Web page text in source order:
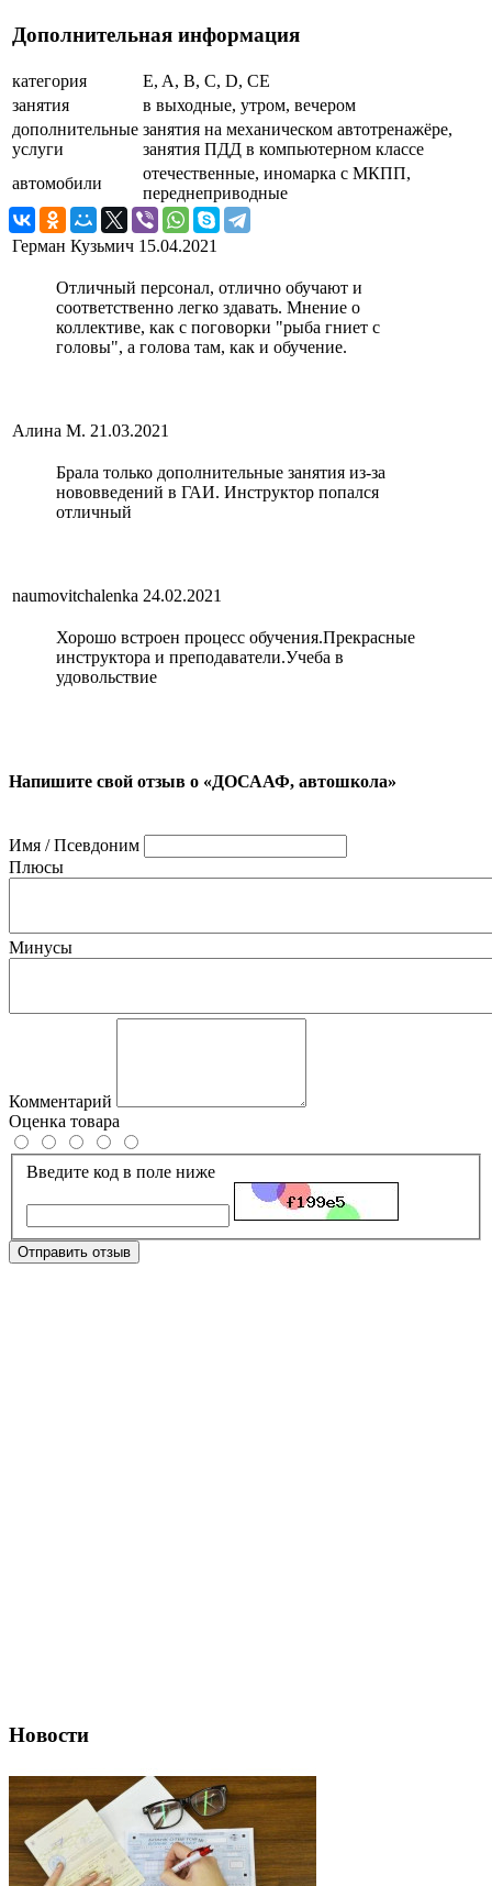
Дополнительная информация
категория
E, A, B, C, D, CE
занятия
в выходные, утром, вечером
дополнительные
услуги
занятия на механическом автотренажёре,
занятия ПДД в компьютерном классе
автомобили
отечественные, иномарка с МКПП,
переднеприводные
Герман Кузьмич 15.04.2021
Отличный персонал, отлично обучают и
соответственно легко здавать. Мнение о
коллективе, как с поговорки "рыба гниет с
головы", а голова там, как и обучение.
Алина М. 21.03.2021
Брала только дополнительные занятия из-за
нововведений в ГАИ. Инструктор попался
отличный
naumovitchalenka 24.02.2021
Хорошо встроен процесс обучения.Прекрасные
инструктора и преподаватели.Учеба в
удовольствие
Напишите свой отзыв о «ДОСААФ, автошкола»
Имя / Псевдоним
Плюсы
Минусы
Комментарий
Оценка товара
Введите код в поле ниже
Отправить отзыв
Новости